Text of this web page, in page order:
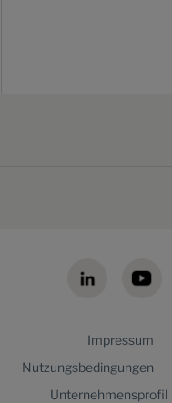
Impressum
Nutzungsbedingungen
Unternehmensprofil